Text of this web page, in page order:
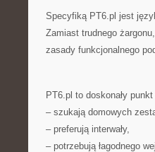
Specyfiką PT6.pl jest
Zamiast trudnego
zasady funkcjonalnego
PT6.pl to doskonały
– szukają domowych
– preferują interwały,
– potrzebują łagodnego